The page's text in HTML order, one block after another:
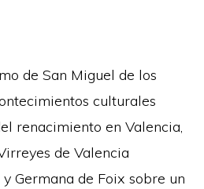
de San Miguel de los
culturales
renacimiento en Valencia,
de Valencia
Germana de Foix sobre un